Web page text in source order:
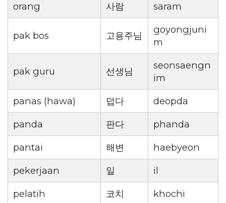
orang
사람 saram
pak bos 고용주님
goyongjuni
m
pak guru 선생님
seonsaengn
im
panas (hawa)
덥다
deopda
panda
판다
phanda
pantai
해변
haebyeon
pekerjaan
일
il
pelatih
코치
khochi